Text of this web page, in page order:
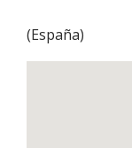
(España)